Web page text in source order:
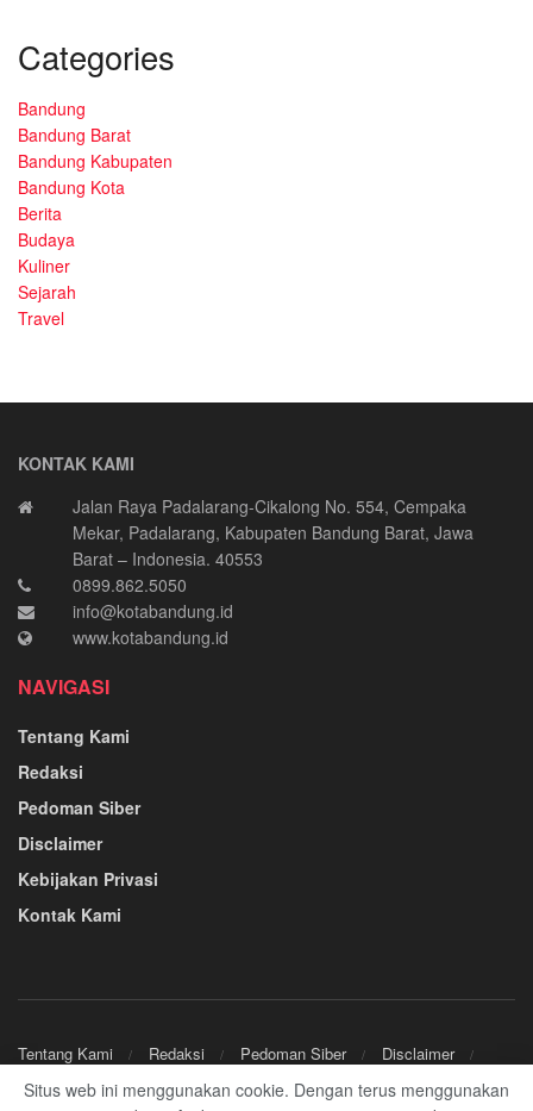
Categories
Bandung
Bandung Barat
Bandung Kabupaten
Bandung Kota
Berita
Budaya
Kuliner
Sejarah
Travel
KONTAK KAMI
Jalan Raya Padalarang-Cikalong No. 554, Cempaka
Mekar, Padalarang, Kabupaten Bandung Barat, Jawa
Barat – Indonesia. 40553
0899.862.5050
info@kotabandung.id
www.kotabandung.id
NAVIGASI
Tentang Kami
Redaksi
Pedoman Siber
Disclaimer
Kebijakan Privasi
Kontak Kami
Tentang Kami Redaksi Pedoman Siber
Disclaimer
Situs web ini menggunakan cookie. Dengan terus menggunakan